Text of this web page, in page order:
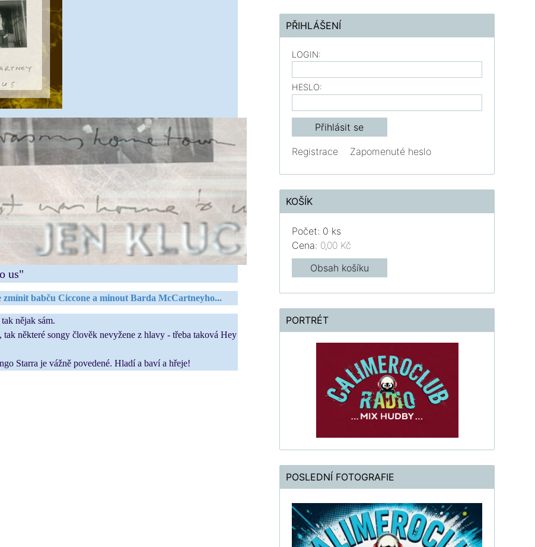
us"
zmínit babču Ciccone a minout Barda McCartneyho...
nějak sám.
některé songy člověk nevyžene z hlavy - třeba taková Hey
Starra je vážně povedené. Hladí a baví a hřeje!
PŘIHLÁŠENÍ
LOGIN:
HESLO:
Registrace Zapomenuté heslo
KOŠÍK
Počet: 0 ks
Cena: 0,00 Kč
Obsah košíku
PORTRÉT
POSLEDNÍ FOTOGRAFIE